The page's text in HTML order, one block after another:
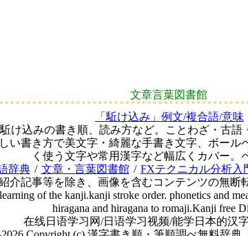
文章言葉図書館
「駈け込み」例文/複合語/意味
駈け込みの書き順、読み方など。ことわざ・古
い書き方で美文字・綺麗な手書き文字、ボー
く使う文字や常用漢字など幅広くカバー。
辞典 / 文章・言葉図書館 / FXテクニカル分析入
介記事等を除き、画像を含むコンテンツの無
of the kanji.kanji stroke order. phonetics and
hiragana and hiragana to romaji.Kanji free
在线日语学习网/日语学习视频/能学日本的汉